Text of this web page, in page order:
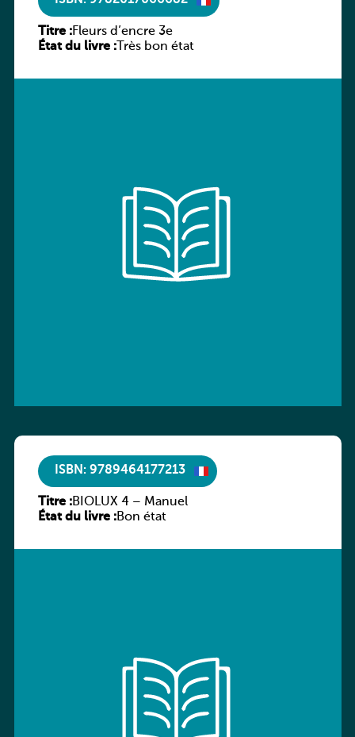
Titre :Fleurs d’encre 3e
État du livre :Très bon état
ISBN: 9789464177213
Titre :BIOLUX 4 – Manuel
État du livre :Bon état